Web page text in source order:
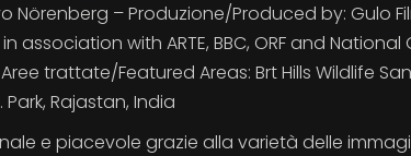
Nörenberg – Produzione/Produced by: Gulo
association with ARTE, BBC, ORF and National
trattate/Featured Areas: Brt Hills Wildlife
Rajastan, India
e piacevole grazie alla varietà delle